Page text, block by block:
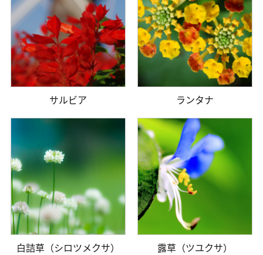
サルビア ランタナ
白詰草（シロツメクサ） 露草（ツユクサ）